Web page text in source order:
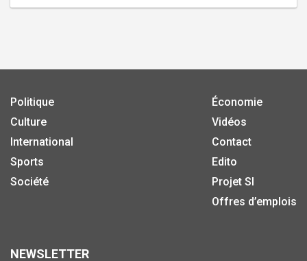
Politique
Culture
International
Sports
Société
Économie
Vidéos
Contact
Edito
Projet SI
Offres d’emplois
NEWSLETTER